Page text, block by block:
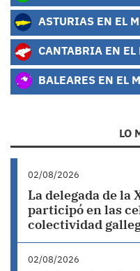
ASTURIAS EN EL
CANTABRIA EN EL
BALEARES EN EL
LO
02/08/2026
La delegada de la
participó en las
colectividad
02/08/2026